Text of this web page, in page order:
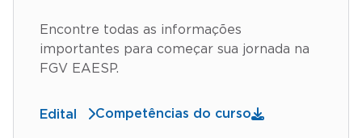
Encontre todas as informações
importantes para começar sua jornada na
FGV EAESP.
Edital Competências do curso